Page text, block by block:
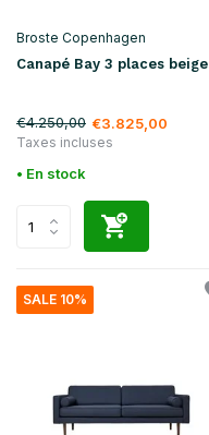
Broste Copenhagen
Canapé Bay 3 places beige
€4.250,00 €3.825,00
Taxes incluses
• En stock
SALE 10%